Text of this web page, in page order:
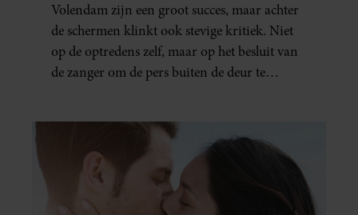
Volendam zijn een groot succes, maar achter
de schermen klinkt ook stevige kritiek. Niet
op de optredens zelf, maar op het besluit van
de zanger om de pers buiten de deur te
entertainmentjournalisten hun teleurstelling.
Volgens hen is Jan Smit de afgelopen jaren
steeds moeilijker bereikbaar geworden en
gunt hij de media nauwelijks nog interviews.